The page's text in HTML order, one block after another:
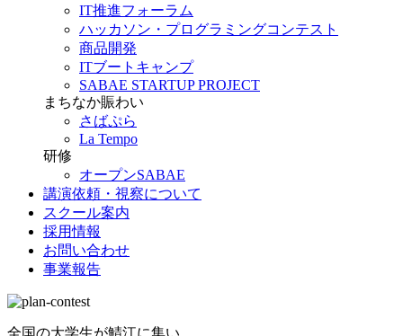
IT推進フォーラム
ハッカソン・プログラミングコンテスト
商品開発
ITブートキャンプ
SABAE STARTUP PROJECT
まちなか賑わい
さばぷら
La Tempo
研修
オープンSABAE
講演依頼・視察について
スクール案内
採用情報
お問い合わせ
事業報告
全国の大学生が鯖江に集い